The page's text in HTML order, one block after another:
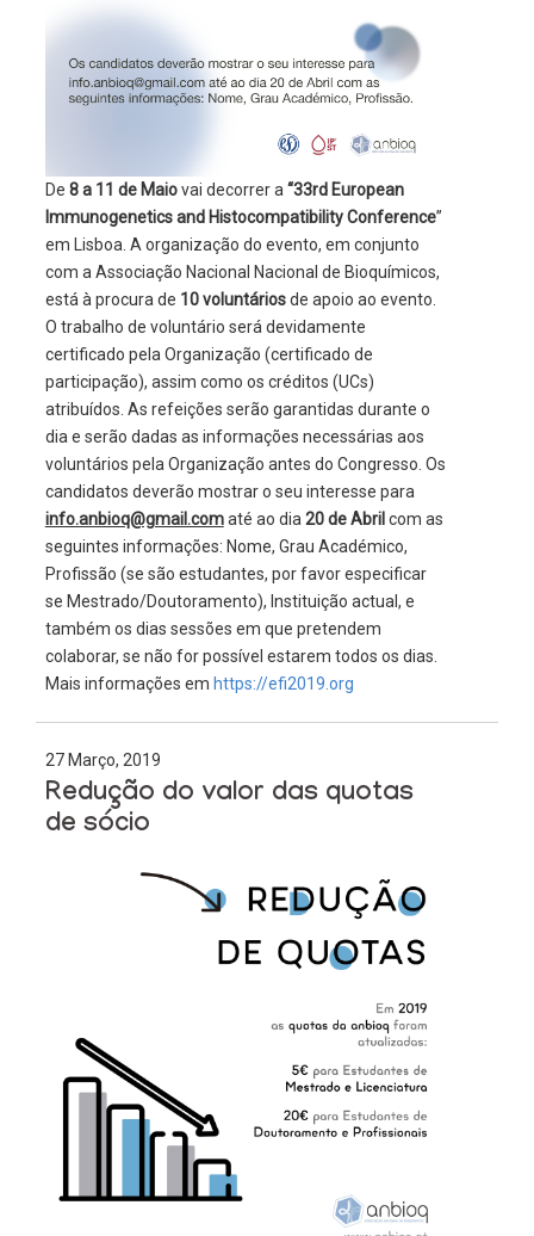
De 8 a 11 de Maiovai decorrer a“33rd European
Immunogenetics and Histocompatibility Conference”
em Lisboa. A organização do evento, em conjunto
com a Associação Nacional Nacional de Bioquímicos,
está à procura de 10 voluntáriosde apoio ao evento.
O trabalho de voluntário será devidamente
certificado pela Organização (certificado de
participação), assim como os créditos (UCs)
atribuídos. As refeições serão garantidas durante o
dia e serão dadas as informações necessárias aos
voluntários pela Organização antes do Congresso. Os
candidatos deverão mostrar o seu interesse para
info.anbioq@gmail.comaté ao dia20 de Abril com as
seguintes informações: Nome, Grau Académico,
Profissão (se são estudantes, por favor especificar
se Mestrado/Doutoramento), Instituição actual, e
também os dias sessões em que pretendem
colaborar, se não for possível estarem todos os dias.
Mais informações em https://efi2019.org
27 Março, 2019
Redução do valor das quotas
de sócio